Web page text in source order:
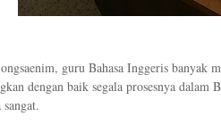
guru Bahasa Inggeris banyak
dengan baik segala prosesnya dalam